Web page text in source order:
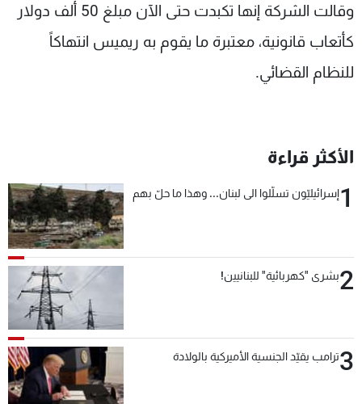
وقالت الشركة إنها تكبدت حتى الآن مبلغ 50 ألف دولار
كأتعاب قانونية، معتبرة ما يقوم به ريميس انتهاكاً
للنظام القضائي.
الأكثر قراءة
1إسرائيليّون تسلّلوا الى لبنان... وهذا ما حلّ بهم
2بشرى "كهربائية" للبنانيين!
3ترامب يقيّد الجنسية الأميركية بالولادة